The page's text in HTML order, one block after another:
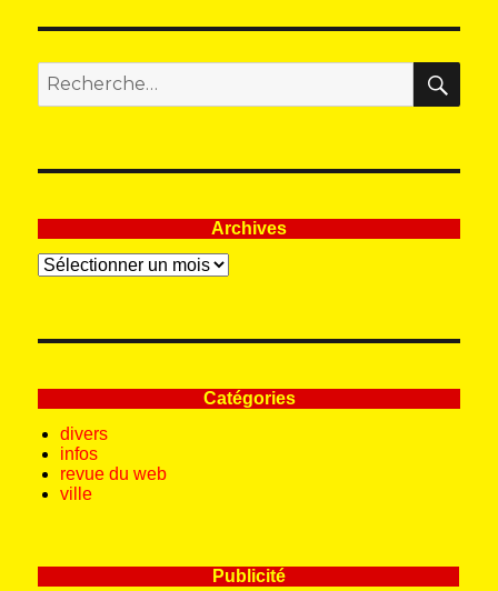
pour
:
Archives
Archives
Catégories
divers
infos
revue du web
ville